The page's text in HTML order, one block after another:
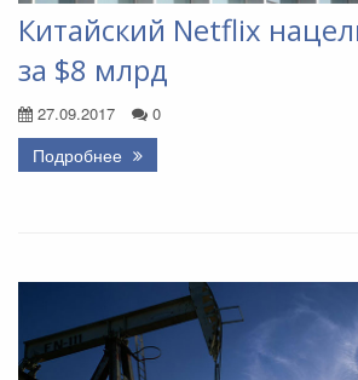
Китайский Netflix
за $8 млрд
27.09.2017 0
Подробнее